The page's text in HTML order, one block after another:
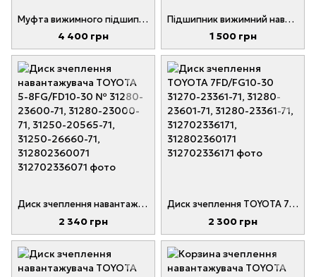
Муфта вижимного підшипника навантажувача TOYOTA 7FG/FD10-35 № 312302332071, 31230-23320-71
4 400 грн
Підшипник вижимний навантажувача TOYOTA 5-8FD10-J35, 5-8FG10-J35 № 31235-23000-71, 312352300071
1 500 грн
Диск зчеплення навантажувача ТOYOTA 5-8FG/FD10-30 № 31280-23600-71, 31280-23000-71, 31250-20565-71, 31250-26660-71, 312802360071
2 340 грн
Диск зчеплення TOYOTA 7FD/FG10-30 31270-23361-71, 31280-23601-71, 31280-23361-71, 312702336171, 312802360171
2 300 грн